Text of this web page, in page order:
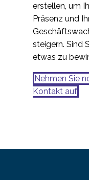
erstellen, um
Präsenz und
steigern. Sind
etwas zu
Nehmen Sie
Kontakt auf